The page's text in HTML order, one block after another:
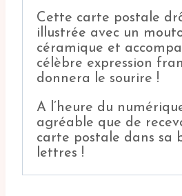
Cette carte postale
illustrée avec un
céramique et
célèbre expression
donnera le sourire !
A l’heure du
agréable que de
carte postale dans sa
lettres !